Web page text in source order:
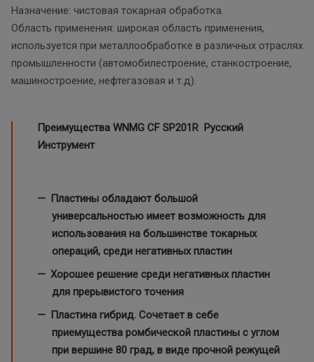
Назначение: чистовая токарная обработка.
Область применения: широкая область применения,
используется при металлообработке в различных отраслях
промышленности (автомобилестроение, станкостроение,
машиностроение, нефтегазовая и т.д).
Преимущества WNMG CF SP201R Русский
Инструмент
Пластины обладают большой
универсальностью имеет возможность для
использования на большинстве токарных
операций, среди негативных пластин
Хорошее решение среди негативных пластин
для прерывистого точения
Пластина гибрид. Сочетает в себе
приемущества ромбической пластины с углом
при вершине 80 град, в виде прочной режущей